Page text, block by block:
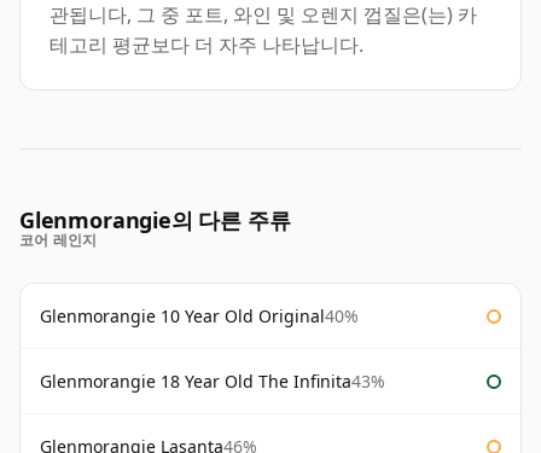
관됩니다, 그 중 포트, 와인 및 오렌지 껍질은(는) 카
테고리 평균보다 더 자주 나타납니다.
Glenmorangie의 다른 주류
코어 레인지
Glenmorangie 10 Year Old Original40%
Glenmorangie 18 Year Old The Infinita43%
Glenmorangie Lasanta46%